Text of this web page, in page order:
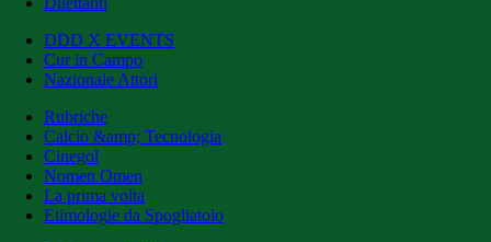
DDD X EVENTS
Cur in Campo
Nazionale Attori
Rubriche
Calcio &amp; Tecnologia
Cinegol
Nomen Omen
La prima volta
Etimologie da Spogliatoio